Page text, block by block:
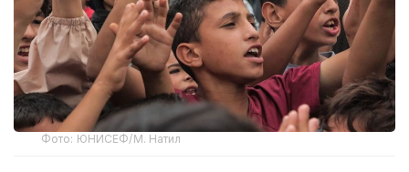
Фото: ЮНИСЕФ/М. Натил